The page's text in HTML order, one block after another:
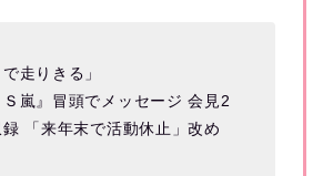
走りきる」
嵐』冒頭でメッセージ 会見2
「来年末で活動休止」改め